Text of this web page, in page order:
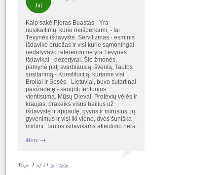
Jul
Kaip sakė Pjeras Buastas - Yra
nusikaltimų, kurie neišperkami, - tai
Tėvynės išdavystė. Servilizmas - esminis
išdaviko bruožas ir visi kurie sąmoningai
nedalyvavo referendume yra Tėvynės
išdavikai - dezertyrai. Šie žmonės,
pamynė patį svarbiausią, šventą, Tautos
susitarimą - Konstituciją, kuriame visi
Broliai ir Sesės - Lietuviai, buvo sutartinai
pasižadėję - saugoti teritorijos
vientisumą. Mūsų Dievai, Protėvių vėlės ir
kraujas, prakeiks visus bailius už
išdavystę ir apgaulę, gyvus ir mirusius, jų
gyvenimus ir visi iki vieno, dvės šuniška
mirtimi. Tautos išdavikams atleidimo nėra:
More→
Page 1 of 31 > >>